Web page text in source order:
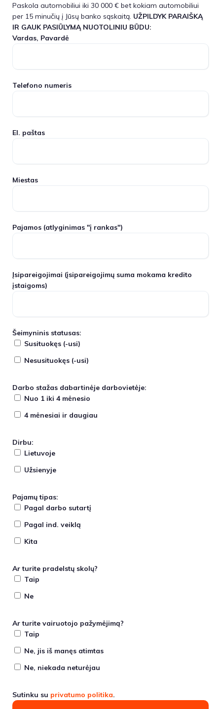
Paskola automobiliui iki 30 000 € bet kokiam automobiliui
per 15 minučių į Jūsų banko sąskaitą. UŽPILDYK PARAIŠKĄ
IR GAUK PASIŪLYMĄ NUOTOLINIU BŪDU:
Vardas, Pavardė
Telefono numeris
El. paštas
Miestas
Pajamos (atlyginimas "į rankas")
Įsipareigojimai (įsipareigojimų suma mokama kredito
įstaigoms)
Šeimyninis statusas:
Susituokęs (-usi)
Nesusituokęs (-usi)
Darbo stažas dabartinėje darbovietėje:
Nuo 1 iki 4 mėnesio
4 mėnesiai ir daugiau
Dirbu:
Lietuvoje
Užsienyje
Pajamų tipas:
Pagal darbo sutartį
Pagal ind. veiklą
Kita
Ar turite pradelstų skolų?
Taip
Ne
Ar turite vairuotojo pažymėjimą?
Taip
Ne, jis iš manęs atimtas
Ne, niekada neturėjau
Sutinku su privatumo politika.